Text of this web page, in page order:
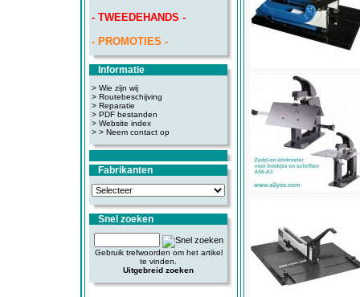
- TWEEDEHANDS -
- PROMOTIES -
Informatie
> Wie zijn wij
> Routebeschijving
> Reparatie
> PDF bestanden
> Website index
> > Neem contact op
Fabrikanten
Snel zoeken
Gebruik trefwoorden om het artikel
te vinden.
Uitgebreid zoeken